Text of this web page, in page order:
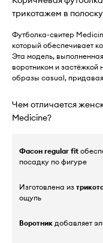
трикотажем в полоску
Футболка-свитер
который обеспечивает
Эта модель,
воротником и застёжкой
образы casual,
Чем отличается
Medicine?
Фасон regular fit
посадку по фигуре
Изготовлена из
ощупь
Воротник добавляет